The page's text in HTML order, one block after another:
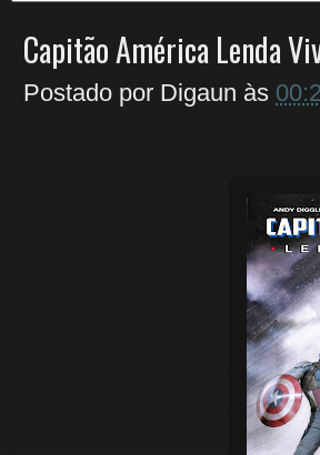
Capitão América Lenda
Postado por Digaun às